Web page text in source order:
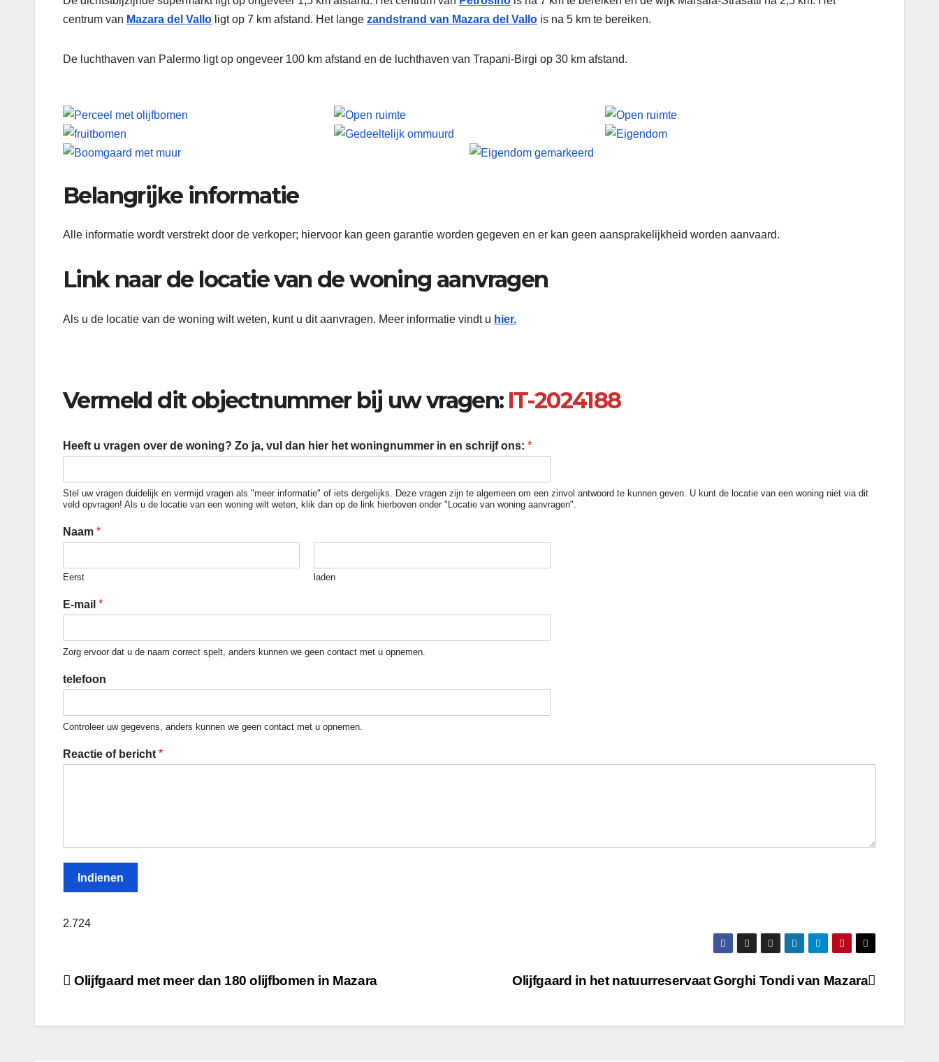
centrum van Mazara del Vallo ligt op 7 km afstand. Het lange zandstrand van Mazara del Vallo is na 5 km te bereiken.
De luchthaven van Palermo ligt op ongeveer 100 km afstand en de luchthaven van Trapani-Birgi op 30 km afstand.
Belangrijke informatie
Alle informatie wordt verstrekt door de verkoper; hiervoor kan geen garantie worden gegeven en er kan geen aansprakelijkheid worden aanvaard.
Link naar de locatie van de woning aanvragen
Als u de locatie van de woning wilt weten, kunt u dit aanvragen. Meer informatie vindt u hier.
Vermeld dit objectnummer bij uw vragen: IT-2024188
Heeft u vragen over de woning? Zo ja, vul dan hier het woningnummer in en schrijf ons: *
Stel uw vragen duidelijk en vermijd vragen als "meer informatie" of iets dergelijks. Deze vragen zijn te algemeen om een ​​zinvol antwoord te kunnen geven. U kunt de locatie van een woning niet via dit
veld opvragen! Als u de locatie van een woning wilt weten, klik dan op de link hierboven onder "Locatie van woning aanvragen".
Naam *
Eerst laden
E-mail *
Zorg ervoor dat u de naam correct spelt, anders kunnen we geen contact met u opnemen.
telefoon
Controleer uw gegevens, anders kunnen we geen contact met u opnemen.
Reactie of bericht *
Indienen
2.724
Berichtnavigatie Olijfgaard in het natuurreservaat Gorghi Tondi van Mazara
Olijfgaard met meer dan 180 olijfbomen in Mazara